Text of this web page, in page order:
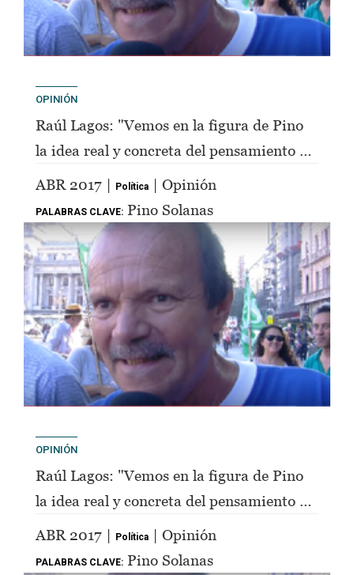
OPINIÓN
Raúl Lagos: "Vemos en la figura de Pino
la idea real y concreta del pensamiento de
ABR 2017 | Política | Opinión
PALABRAS CLAVE: Pino Solanas
OPINIÓN
Raúl Lagos: "Vemos en la figura de Pino
la idea real y concreta del pensamiento de
Perón"
ABR 2017 | Política | Opinión
PALABRAS CLAVE: Pino Solanas